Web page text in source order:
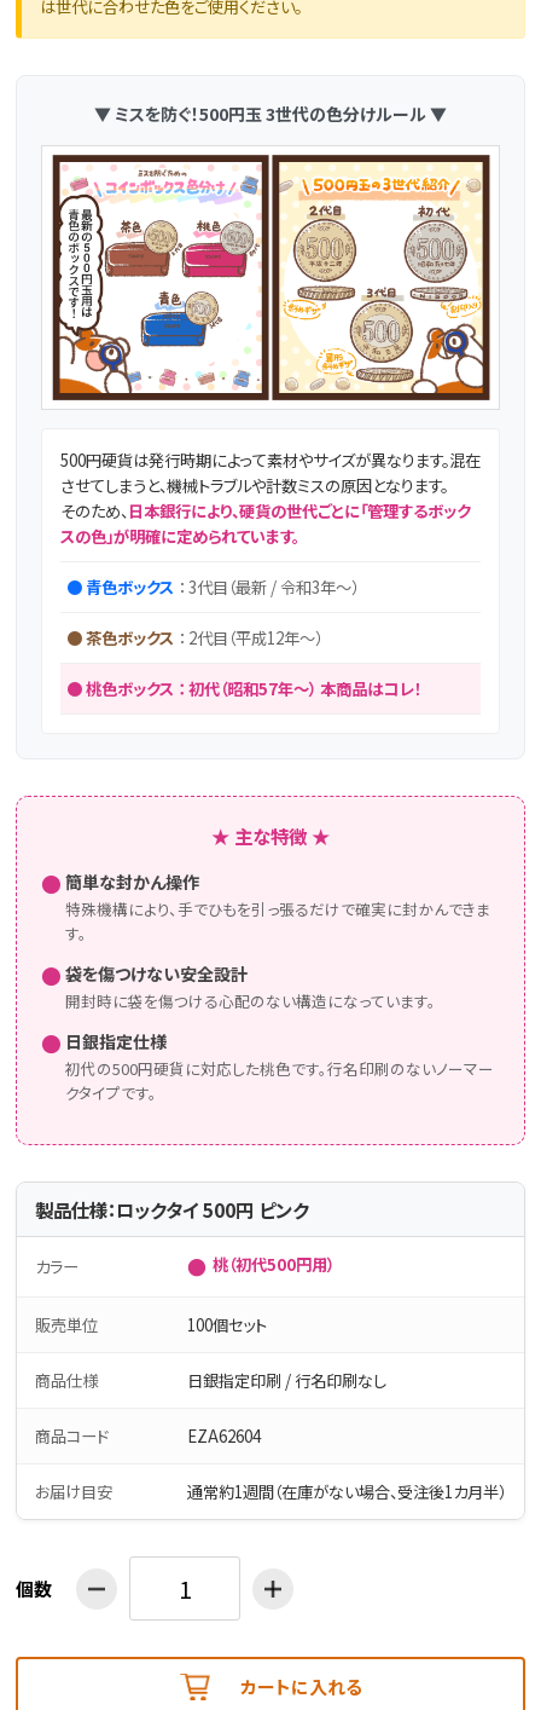
は世代に合わせた色をご使用ください。
▼ ミスを防ぐ！500円玉 3世代の色分けルール ▼
500円硬貨は発行時期によって素材やサイズが異なります。混在
させてしまうと、機械トラブルや計数ミスの原因となります。
そのため、日本銀行により、硬貨の世代ごとに「管理するボック
スの色」が明確に定められています。
● 青色ボックス ： 3代目（最新 / 令和3年～）
● 茶色ボックス ： 2代目（平成12年～）
● 桃色ボックス ： 初代（昭和57年～） 本商品はコレ！
★ 主な特徴 ★
● 簡単な封かん操作
特殊機構により、手でひもを引っ張るだけで確実に封かんできま
す。
● 袋を傷つけない安全設計
開封時に袋を傷つける心配のない構造になっています。
● 日銀指定仕様
初代の500円硬貨に対応した桃色です。行名印刷のないノーマー
クタイプです。
製品仕様：ロックタイ 500円 ピンク
カラー ● 桃（初代500円用）
販売単位 100個セット
商品仕様 日銀指定印刷 / 行名印刷なし
商品コード EZA62604
お届け目安 通常約1週間（在庫がない場合、受注後1カ月半）
個数
カートに入れる